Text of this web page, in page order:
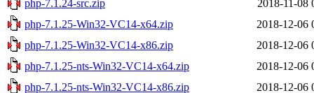
php-7.1.24-src.zip
2018-11-08
php-7.1.25-Win32-VC14-x64.zip
2018-12-06
php-7.1.25-Win32-VC14-x86.zip
2018-12-06
php-7.1.25-nts-Win32-VC14-x64.zip
2018-12-06
php-7.1.25-nts-Win32-VC14-x86.zip
2018-12-06